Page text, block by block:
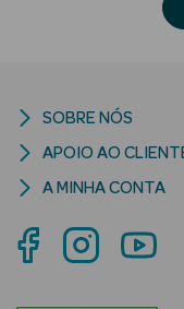
Ver Tudo
Unissexo
SOBRE NÓS
APOIO AO
A MINHA CONTA